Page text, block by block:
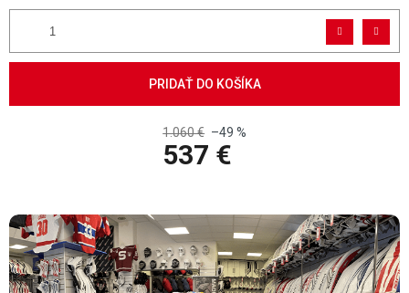
PRIDAŤ DO KOŠÍKA
1.060 € –49 %
537 €